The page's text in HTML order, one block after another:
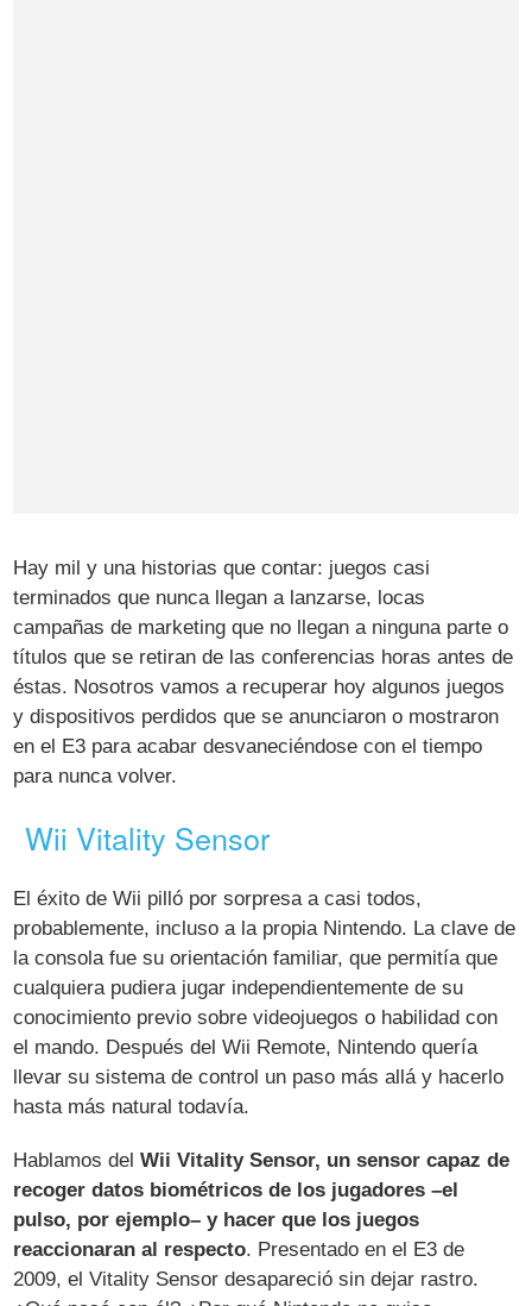
Hay mil y una historias que contar: juegos casi
terminados que nunca llegan a lanzarse, locas
campañas de marketing que no llegan a ninguna parte o
títulos que se retiran de las conferencias horas antes de
éstas. Nosotros vamos a recuperar hoy algunos juegos
y dispositivos perdidos que se anunciaron o mostraron
en el E3 para acabar desvaneciéndose con el tiempo
para nunca volver.
Wii Vitality Sensor
El éxito de Wii pilló por sorpresa a casi todos,
probablemente, incluso a la propia Nintendo. La clave de
la consola fue su orientación familiar, que permitía que
cualquiera pudiera jugar independientemente de su
conocimiento previo sobre videojuegos o habilidad con
el mando. Después del Wii Remote, Nintendo quería
llevar su sistema de control un paso más allá y hacerlo
hasta más natural todavía.
Hablamos delWii Vitality Sensor, un sensor capaz de
recoger datos biométricos de los jugadores –el
pulso, por ejemplo– y hacer que los juegos
reaccionaran al respecto. Presentado en el E3 de
2009, el Vitality Sensor desapareció sin dejar rastro.